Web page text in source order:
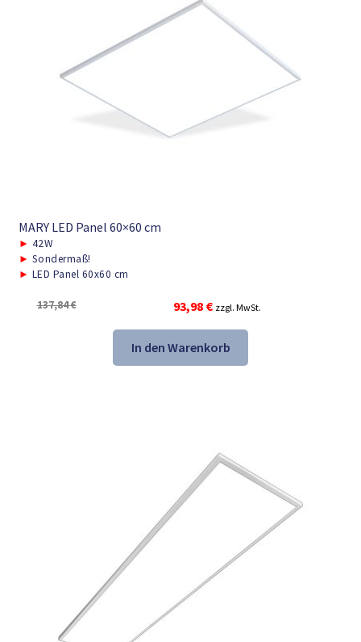
MARY LED Panel 60×60 cm
► 42W
► Sondermaß!
► LED Panel 60x60 cm
137,84€
Ursprünglicher
war:
137,84 €
93,98 €Aktueller
ist:
93,98 €.
zzgl. MwSt.
In den Warenkorb